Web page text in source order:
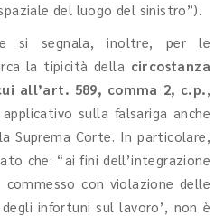
del luogo del sinistro”).
si segnala, inoltre, per le
la tipicità della circostanza
all’art. 589, comma 2, c.p.,
sulla falsariga anche
Suprema Corte. In particolare,
che: “ai fini dell’integrazione
con violazione delle
infortuni sul lavoro’, non è